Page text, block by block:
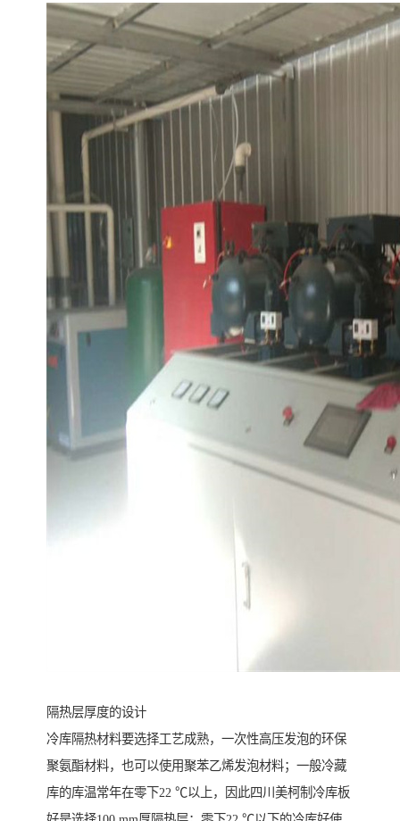
隔热层厚度的设计
冷库隔热材料要选择工艺成熟，一次性高压发泡的环保
聚氨酯材料，也可以使用聚苯乙烯发泡材料；一般冷藏
库的库温常年在零下22 ℃以上，因此四川美柯制冷库板